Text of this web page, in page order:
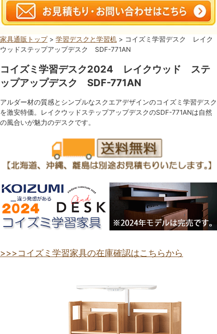
家具通販トップ> 学習デスクと学習机 > コイズミ学習デスク レイク
ウッドステップアップデスク SDF-771AN
コイズミ学習デスク2024 レイクウッド ステ
ップアップデスク SDF-771AN
アルダー材の質感とシンプルなスクエアデザインのコイズミ学習デスク
を激安特価。レイクウッドステップアップデスクのSDF-771ANは自然
の風合いが魅力のデスクです。
>>>コイズミ学習家具の在庫確認はこちらから